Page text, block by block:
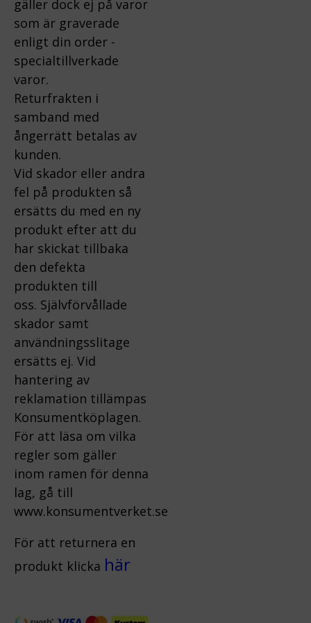
gäller dock ej på varor
som är graverade
enligt din order -
specialtillverkade
varor.
Returfrakten i
samband med
ångerrätt betalas av
kunden.
Vid skador eller andra
fel på produkten så
ersätts du med en ny
produkt efter att du
har skickat tillbaka
den defekta
produkten till
oss. Självförvållade
skador samt
användningsslitage
ersätts ej. Vid
hantering av
reklamation tillämpas
Konsumentköplagen.
För att läsa om vilka
regler som gäller
inom ramen för denna
lag, gå till
www.konsumentverket.se
För att returnera en
produkt klicka här